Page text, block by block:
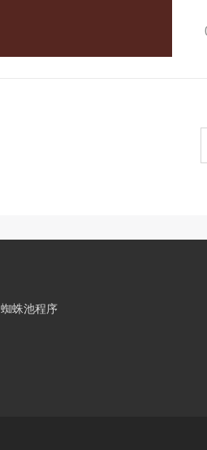
蜘蛛池程序